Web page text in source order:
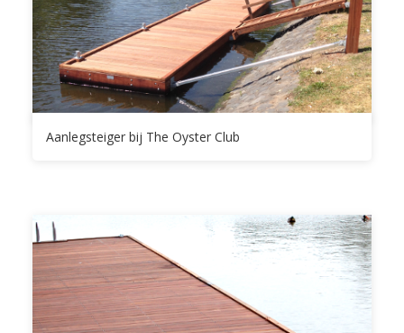
Aanlegsteiger bij The Oyster Club